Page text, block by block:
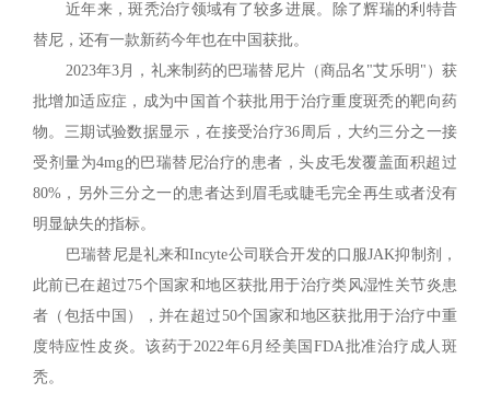
近年来，斑秃治疗领域有了较多进展。除了辉瑞的利特昔
替尼，还有一款新药今年也在中国获批。
2023年3月，礼来制药的巴瑞替尼片（商品名"艾乐明"）获
批增加适应症，成为中国首个获批用于治疗重度斑秃的靶向药
物。三期试验数据显示，在接受治疗36周后，大约三分之一接
受剂量为4mg的巴瑞替尼治疗的患者，头皮毛发覆盖面积超过
80%，另外三分之一的患者达到眉毛或睫毛完全再生或者没有
明显缺失的指标。
巴瑞替尼是礼来和Incyte公司联合开发的口服JAK抑制剂，
此前已在超过75个国家和地区获批用于治疗类风湿性关节炎患
者（包括中国），并在超过50个国家和地区获批用于治疗中重
度特应性皮炎。该药于2022年6月经美国FDA批准治疗成人斑
秃。